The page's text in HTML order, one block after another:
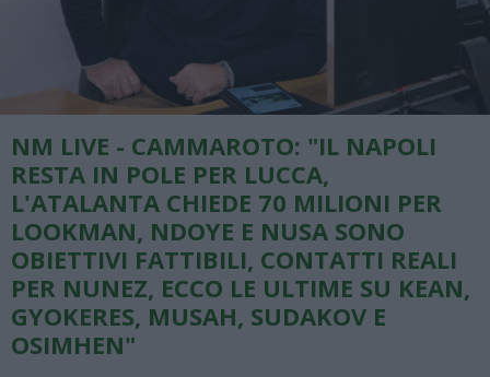
NM LIVE - CAMMAROTO: "IL NAPOLI
RESTA IN POLE PER LUCCA,
L'ATALANTA CHIEDE 70 MILIONI PER
LOOKMAN, NDOYE E NUSA SONO
OBIETTIVI FATTIBILI, CONTATTI REALI
PER NUNEZ, ECCO LE ULTIME SU KEAN,
GYOKERES, MUSAH, SUDAKOV E
OSIMHEN"